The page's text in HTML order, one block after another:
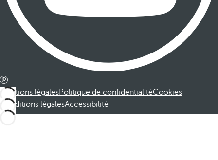
Mentions légalesPolitique de confidentialitéCookies
Conditions légalesAccessibilité